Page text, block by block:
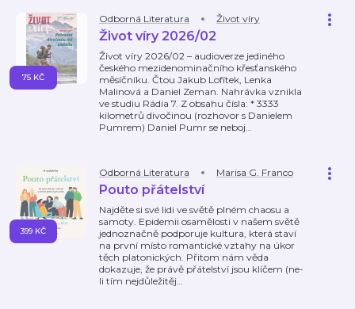
Odborná Literatura Život víry
Život víry 2026/02
Život víry 2026/02 – audioverze jediného
českého mezidenominačního křesťanského
měsíčníku. Čtou Jakub Lofítek, Lenka
Malinová a Daniel Zeman. Nahrávka vznikla
ve studiu Rádia 7. Z obsahu čísla: * 3333
kilometrů divočinou (rozhovor s Danielem
Pumrem) Daniel Pumr se neboj…
75 KČ
Odborná Literatura Marisa G. Franco
Pouto přátelství
Najděte si své lidi ve světě plném chaosu a
samoty. Epidemii osamělosti v našem světě
jednoznačně podporuje kultura, která staví
na první místo romantické vztahy na úkor
těch platonických. Přitom nám věda
dokazuje, že právě přátelství jsou klíčem (ne-
li tím nejdůležitěj…
399 KČ